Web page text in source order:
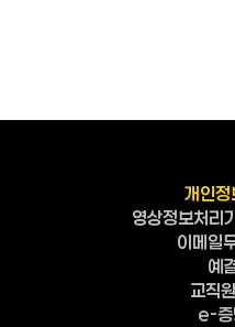
개인정
영상정보처리
이메일
예
교직
e-증